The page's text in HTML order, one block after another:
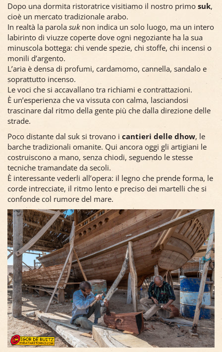
Dopo una dormita ristoratrice visitiamo il nostro primo suk,
cioè un mercato tradizionale arabo.
In realtà la parola suknon indica un solo luogo, ma un intero
labirinto di viuzze coperte dove ogni negoziante ha la sua
minuscola bottega: chi vende spezie, chi stoffe, chi incensi o
monili d’argento.
L’aria è densa di profumi, cardamomo, cannella, sandalo e
soprattutto incenso.
Le voci che si accavallano tra richiami e contrattazioni.
È un’esperienza che va vissuta con calma, lasciandosi
trascinare dal ritmo della gente più che dalla direzione delle
strade.
Poco distante dal suk si trovano i cantieri delle dhow, le
barche tradizionali omanite. Qui ancora oggi gli artigiani le
costruiscono a mano, senza chiodi, seguendo le stesse
tecniche tramandate da secoli.
È interessante vederli all’opera: il legno che prende forma, le
corde intrecciate, il ritmo lento e preciso dei martelli che si
confonde col rumore del mare.